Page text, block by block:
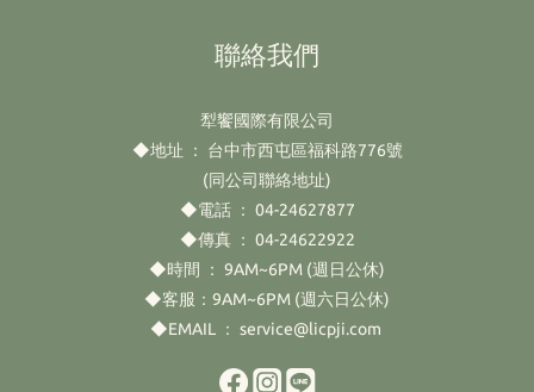
聯絡我們
犁饗國際有限公司
◆地址 ： 台中市西屯區福科路776號
(同公司聯絡地址)
◆電話 ： 04-24627877
◆傳真 ： 04-24622922
◆時間 ： 9AM~6PM (週日公休)
◆客服：9AM~6PM (週六日公休)
◆EMAIL ： service@licpji.com